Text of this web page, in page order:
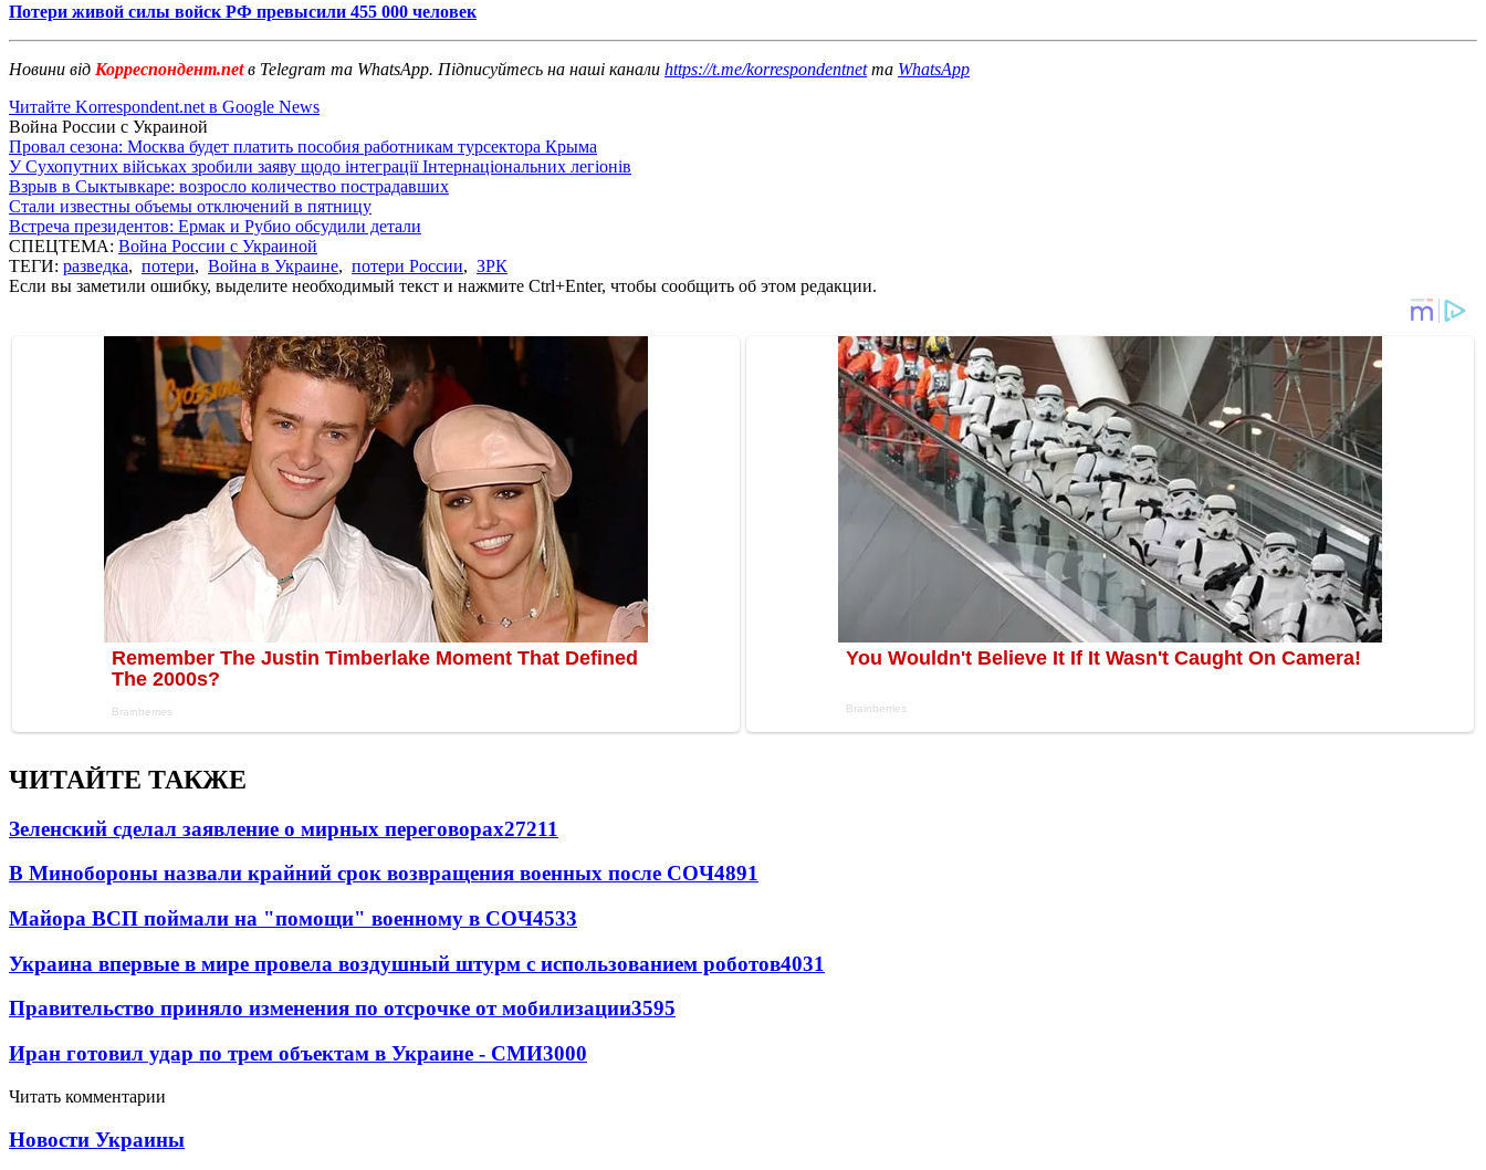
Потери живой силы войск РФ превысили 455 000 человек
Новини від Корреспондент.netв Telegram та WhatsApp. Підписуйтесь на наші канали https://t.me/korrespondentnetта WhatsApp
Читайте Korrespondent.net в Google News
Война России с Украиной
Провал сезона: Москва будет платить пособия работникам турсектора Крыма
У Сухопутних військах зробили заяву щодо інтеграції Інтернаціональних легіонів
Взрыв в Сыктывкаре: возросло количество пострадавших
Стали известны объемы отключений в пятницу
Встреча президентов: Ермак и Рубио обсудили детали
СПЕЦТЕМА: Война России с Украиной
ТЕГИ: разведка, потери, Война в Украине, потери России, ЗРК
Если вы заметили ошибку, выделите необходимый текст и нажмите Ctrl+Enter, чтобы сообщить об этом редакции.
ЧИТАЙТЕ ТАКЖЕ
Зеленский сделал заявление о мирных переговорах27211
В Минобороны назвали крайний срок возвращения военных после СОЧ4891
Майора ВСП поймали на "помощи" военному в СОЧ4533
Украина впервые в мире провела воздушный штурм с использованием роботов4031
Правительство приняло изменения по отсрочке от мобилизации3595
Иран готовил удар по трем объектам в Украине - СМИ3000
Читать комментарии
Новости Украины